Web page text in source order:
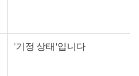
'기정 상태'입니다